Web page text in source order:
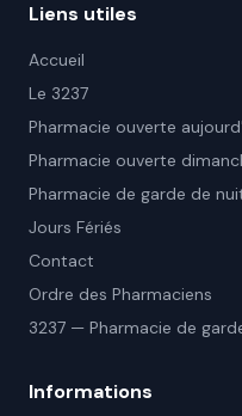
Liens utiles
Accueil
Le 3237
Pharmacie ouverte
Pharmacie ouverte
Pharmacie de garde de
Jours Fériés
Contact
Ordre des Pharmaciens
3237 — Pharmacie de
Informations